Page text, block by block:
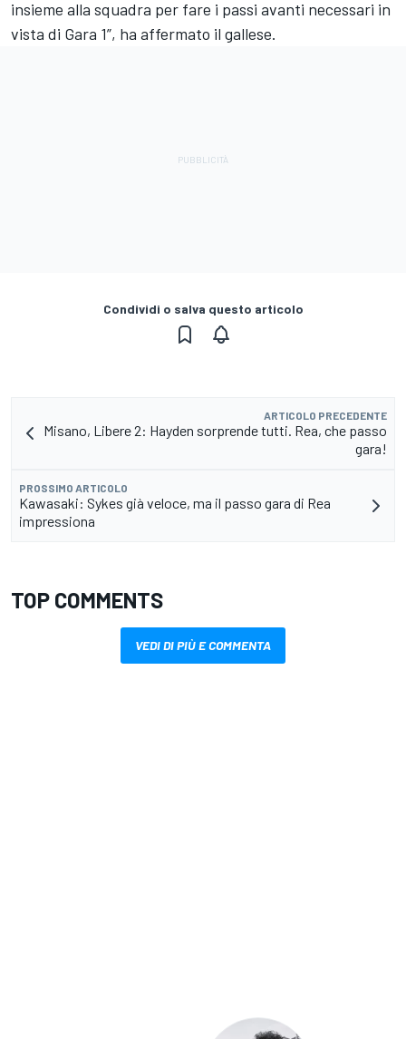
insieme alla squadra per fare i passi avanti necessari in
vista di Gara 1”, ha affermato il gallese.
Condividi o salva questo articolo
ARTICOLO PRECEDENTE
Misano, Libere 2: Hayden sorprende tutti. Rea, che passo
gara!
PROSSIMO ARTICOLO
Kawasaki: Sykes già veloce, ma il passo gara di Rea
impressiona
TOP COMMENTS
VEDI DI PIÙ E COMMENTA